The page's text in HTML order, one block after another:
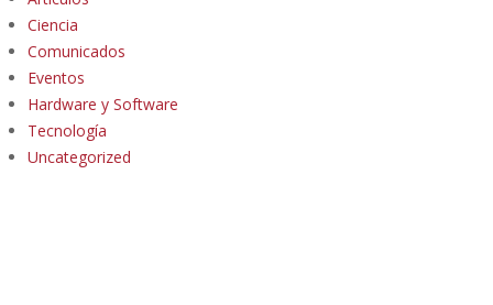
Ciencia
Comunicados
Eventos
Hardware y Software
Tecnología
Uncategorized